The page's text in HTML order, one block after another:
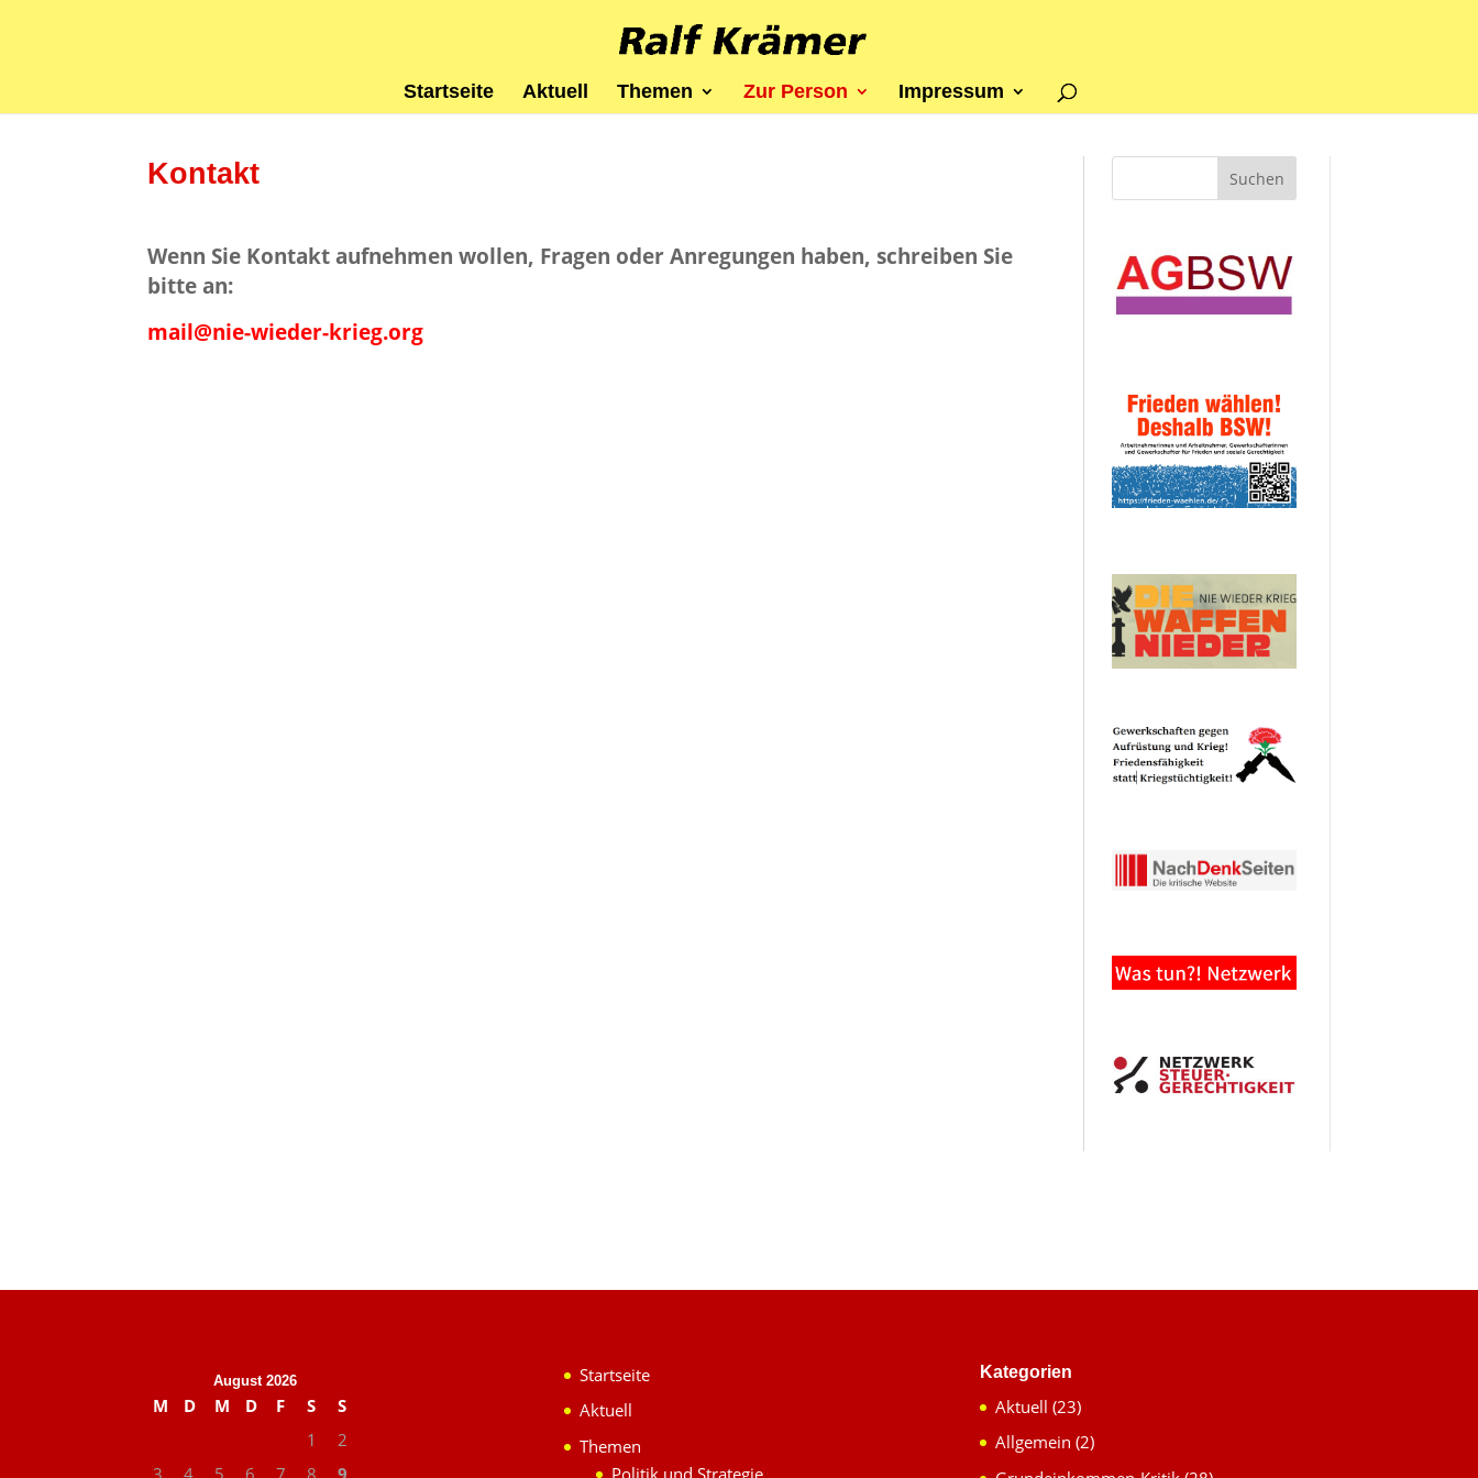
Start­sei­te Aktu­ell The­men Zur Per­son Impres­sum
Kon­takt
Wenn Sie Kon­takt auf­neh­men wol­len, Fra­gen oder Anre­gun­gen haben, schrei­ben Sie
bit­te an:
mail@nie-wieder-krieg.org
August 2026
M D M D F S
S
1
2
3
4 5 6 7 8 9
Start­sei­te
Aktu­ell
The­men
Poli­tik und Strategie
Kate­go­rien
Aktuell (23)
Allgemein (2)